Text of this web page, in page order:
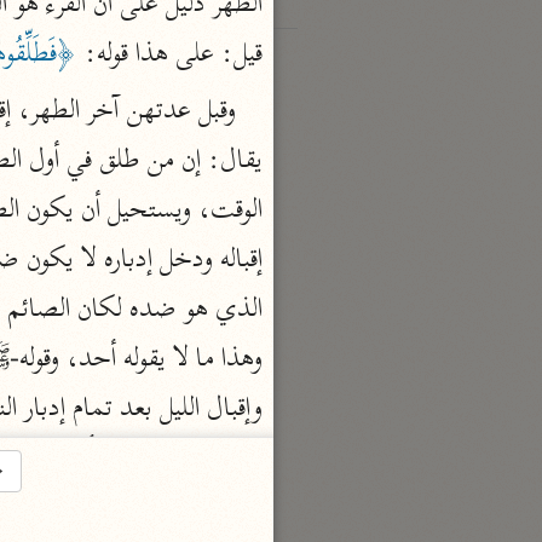
قيل: على هذا قوله:
وهذا ما لا يقوله أحد،